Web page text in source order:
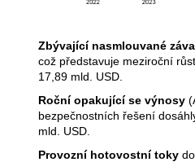
Zbývající nasmlouvané
což představuje meziroční
17,89 mld. USD.
Roční opakující se výnosy
bezpečnostních řešení
mld. USD.
Provozní hotovostní toky